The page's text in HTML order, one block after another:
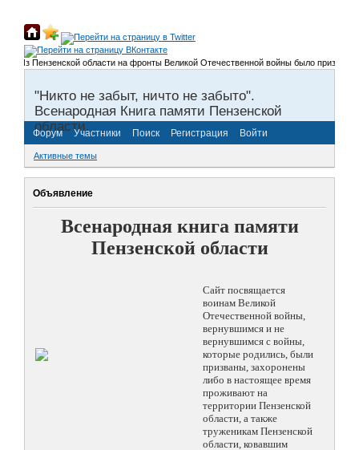
Из Пензенской области на фронты Великой Отечественной войны было призвано
"Никто не забыт, ничто не забыто".
Всенародная Книга памяти Пензенской
области.
Форум Участники Поиск Регистрация Войти
Активные темы
Объявление
Всенародная книга памяти
Пензенской области
Сайт посвящается
воинам Великой
Отечественной войны,
вернувшимся и не
вернувшимся с войны,
которые родились, были
призваны, захоронены
либо в настоящее время
проживают на
территории Пензенской
области, а также
труженикам Пензенской
области, ковавшим